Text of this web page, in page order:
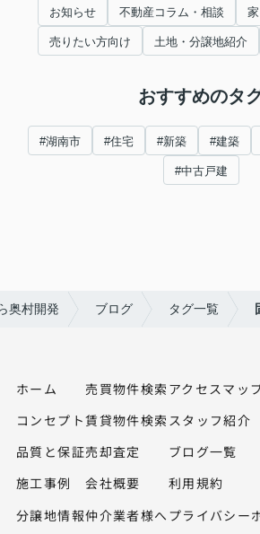
お知らせ 不動産コラム・相談
売りたい方向け 土地・分譲地紹介
おすすめのタ
#湖南市 #住宅 #新築 #建築
#中古戸建
奥村開発 ブログ タグ一覧
ホーム
コンセプト
品質と保証
施工事例
分譲地情報
売買物件検索
賃貸物件検索
売却査定
会社概要
仲介業者様へ
アクセスマッ
スタッフ紹介
ブログ一覧
利用規約
プライバシー